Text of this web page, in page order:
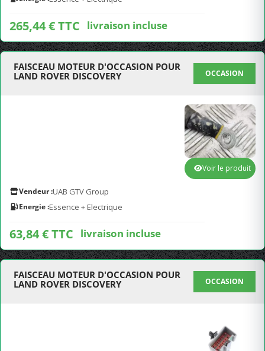
265,44 € TTC livraison incluse
FAISCEAU MOTEUR D'OCCASION POUR
LAND ROVER DISCOVERY
OCCASION
Vendeur :UAB GTV Group
Energie :Essence + Electrique
63,84 € TTC livraison incluse
Voir le produit
FAISCEAU MOTEUR D'OCCASION POUR
LAND ROVER DISCOVERY
OCCASION